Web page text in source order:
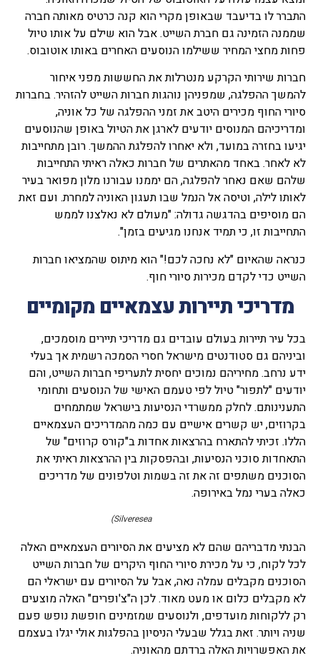
התברר לו בדיעבד שבאופן מקרי הוא קנה כרטיס מאותה חברה
שממנה הזמינה גם חברת השייט. אבל הוא שילם על אותו טיול
פחות מחצי המחיר ששילמו הנוסעים האחרים באותו אוטובוס.
חברות שירותי הקרקע מנטרלות את החששות מפני איחור
להמשך ההפלגה, שמפניהן נוהגות חברות השייט להזהיר. בחברות
סיורי החוף מכירים היטב את זמני ההפלגה של כל אוניה,
ומדריכיהם המנוסים יודעים לארגן את הטיול באופן שהנוסעים
יגיעו בחזרה במועד, ולא יאחרו להפלגת ההמשך. רובן מתחייבות
לא לאחר. באחד מהאתרים של חברות כאלה ראיתי התחייבות
שלהם שאם נאחר להפלגה, הם יממנו עבורנו מלון מפואר בעיר
לאותו לילה, וטיסה אל הנמל שבו תעגון האוניה למחרת. ועם זאת
הם מוסיפים בהדגשה גדולה: "מעולם לא נאלצנו לממש
התחייבות זו, כי תמיד אנחנו מגיעים בזמן".
כנראה שהאיום "לא נחכה לכם!" הוא מיתוס שהמציאו חברות
השייט כדי לקדם מכירות סיורי חוף.
מדריכי תיירות עצמאיים מקומיים
בכל עיר תיירות בעולם עובדים גם מדריכי תיירים מוסמכים,
וביניהם גם סטודנטים מישראל חסרי הסמכה רשמית אך בעלי
ידע נרחב. מחיריהם נמוכים יחסית לתעריפי חברות השייט, והם
יודעים "לתפור" טיול לפי טעמם האישי של הנוסעים ותחומי
התענינותם. לחלק ממשרדי הנסיעות בישראל שמתמחים
בקרוזים, יש קשרים אישיים עם כמה מהמדריכים העצמאיים
הללו. זכיתי להתארח בהרצאות אחדות ב"קורס קרוזים" של
התאחדות סוכני הנסיעות, ובהפסקות בין ההרצאות ראיתי את
הסוכנים משתפים זה את זה בשמות וטלפונים של מדריכים
כאלה בערי נמל באירופה.
Silveresea)
הבנתי מדבריהם שהם לא מציעים את הסיורים העצמאיים האלה
לכל לקוח, כי על מכירת סיורי החוף היקרים של חברות השייט
הסוכנים מקבלים עמלה נאה, אבל על הסיורים עם ישראלי הם
לא מקבלים כלום או מעט מאוד. לכן ה"צ'ופרים" האלה מוצעים
רק ללקוחות מועדפים, ולנוסעים שמזמינים חופשת נופש פעם
שניה ויותר. זאת בגלל שבעלי הניסיון בהפלגות אולי יגלו בעצמם
את האפשרויות האלה ברדתם מהאוניה.